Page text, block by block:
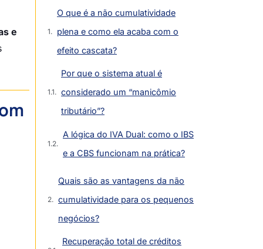
e
O que é a não cumulatividade
plena e como ela acaba com o
efeito cascata?
Por que o sistema atual é
considerado um “manicômio
tributário”?
A lógica do IVA Dual: como o IBS
e a CBS funcionam na prática?
Quais são as vantagens da não
cumulatividade para os pequenos
negócios?
Recuperação total de créditos